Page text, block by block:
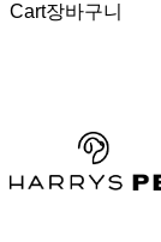
Cart장바구니